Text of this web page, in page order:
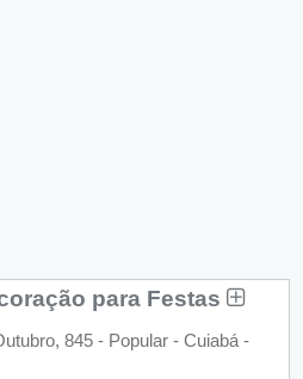
para Festas
845 - Popular - Cuiabá -